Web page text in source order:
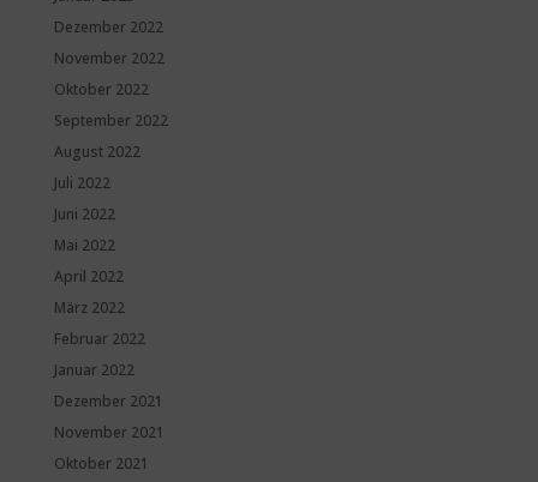
Dezember 2022
November 2022
Oktober 2022
September 2022
August 2022
Juli 2022
Juni 2022
Mai 2022
April 2022
März 2022
Februar 2022
Januar 2022
Dezember 2021
November 2021
Oktober 2021